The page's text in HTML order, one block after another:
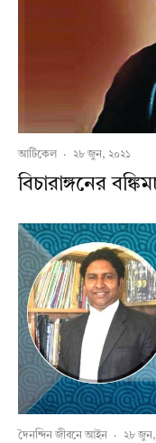
আর্টিকেল · ২৮ জুন, ২০২১
বিচারাঙ্গনের
দৈনন্দিন জীবনে আইন · ২৮